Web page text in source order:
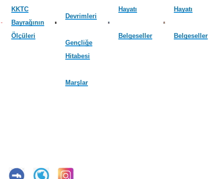
KKTC
Bayrağının
Ölçüleri
Devrimleri
Gençliğe
Hitabesi
Marşlar
Hayatı
Belgeseller
Hayatı
Belgeseller